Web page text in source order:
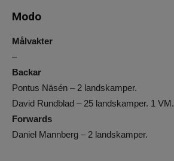
Modo
Målvakter
–
Backar
Pontus Näsén – 2 landskamper.
David Rundblad – 25 landskamper. 1 VM.
Forwards
Daniel Mannberg – 2 landskamper.